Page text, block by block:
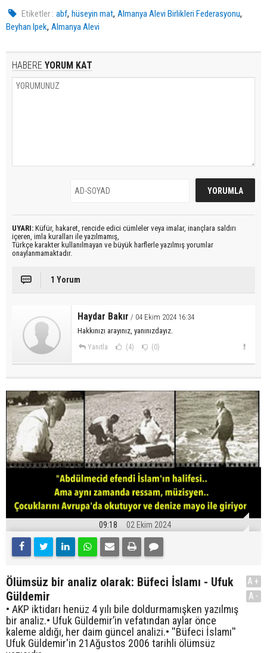
Etiketler : abf,hüseyin mat,Almanya Alevi Birlikleri Federasyonu,
Beyhan Ipek, Almanya Alevi
HABERE YORUM KAT
UYARI: Küfür, hakaret, rencide edici cümleler veya imalar, inançlara saldırı
içeren, imla kuralları ile yazılmamış,
Türkçe karakter kullanılmayan ve büyük harflerle yazılmış yorumlar
onaylanmamaktadır.
1 Yorum
Haydar Bakır / 04 Ekim 2024 16:34
Hakkınızı arayınız, yanınızdayız.
Yanıtla (4) (0)
09:18 02 Ekim 2024
Ölümsüz bir analiz olarak: Büfeci İslamı - Ufuk
Güldemir
• AKP iktidarı henüz 4 yılı bile doldurmamışken yazılmış
bir analiz.• Ufuk Güldemir’in vefatından aylar önce
kaleme aldığı, her daim güncel analizi.• ''Büfeci İslamı''
Ufuk Güldemir'in 21Ağustos 2006 tarihli ölümsüz
A+
A-